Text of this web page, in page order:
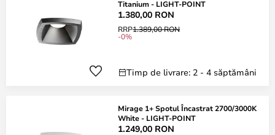
Titanium - LIGHT-POINT
1.380,00 RON
RRP1.389,00 RON
-0%
Timp de livrare: 2 - 4 săptămâni
Mirage 1+ Spotul Încastrat 2700/3000K
White - LIGHT-POINT
1.249,00 RON